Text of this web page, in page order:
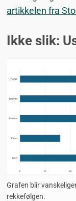
artikkelen fra
Ikke slik:
Grafen blir
rekkefølgen.